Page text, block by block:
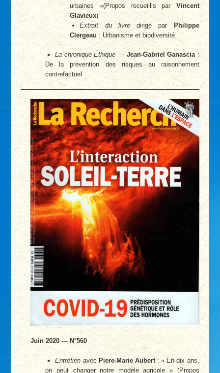
urbaines »(Propos recueillis par Vincent
Glavieux)
Extrait du livredirigé par Philippe
Clergeau : Urbanisme et biodiversité
La chronique Éthique— Jean-Gabriel Ganascia:
De la prévention des risques au raisonnement
contrefactuel
Juin 2020 — N°560
Entretien avec Piere-Marie Aubert: « En dix ans,
on peut changer notre modèle agricole » (Propos